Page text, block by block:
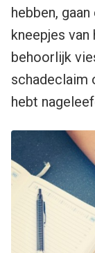
hebben,
kneepjes van
behoorlijk
schadeclaim
hebt